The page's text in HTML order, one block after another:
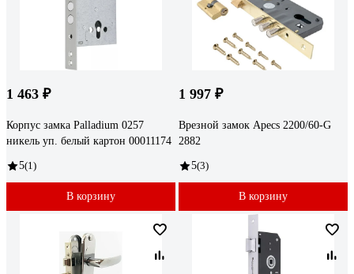
1 463 ₽
Корпус замка Palladium 0257
никель уп. белый картон 00011174
5(1)
В корзину
1 997 ₽
Врезной замок Apecs 2200/60-G
2882
5(3)
В корзину